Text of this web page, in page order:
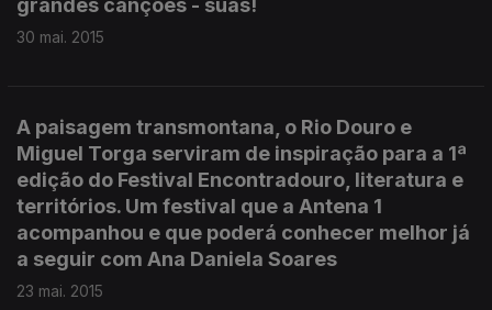
grandes canções - suas!
30 mai. 2015
A paisagem transmontana, o Rio Douro e
Miguel Torga serviram de inspiração para a 1ª
edição do Festival Encontradouro, literatura e
territórios. Um festival que a Antena 1
acompanhou e que poderá conhecer melhor já
a seguir com Ana Daniela Soares
23 mai. 2015